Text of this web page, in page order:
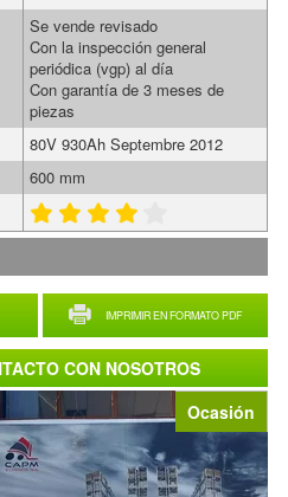
Ocasión
IMPRIMIR EN FORMATO PDF
Se vende revisado
Con la inspección general
periódica (vgp) al día
Con garantía de 3 meses de
piezas
80V 930Ah Septembre 2012
600 mm
CON NOSOTROS